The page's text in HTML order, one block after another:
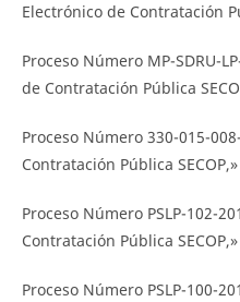
Electrónico de Contratación
Proceso Número MP-SDRU-
de Contratación Pública
Proceso Número 330-015-
Contratación Pública
Proceso Número PSLP-102-
Contratación Pública
Proceso Número PSLP-100-